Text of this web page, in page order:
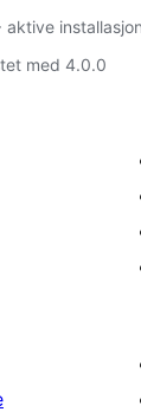
aktive
med 4.0.0